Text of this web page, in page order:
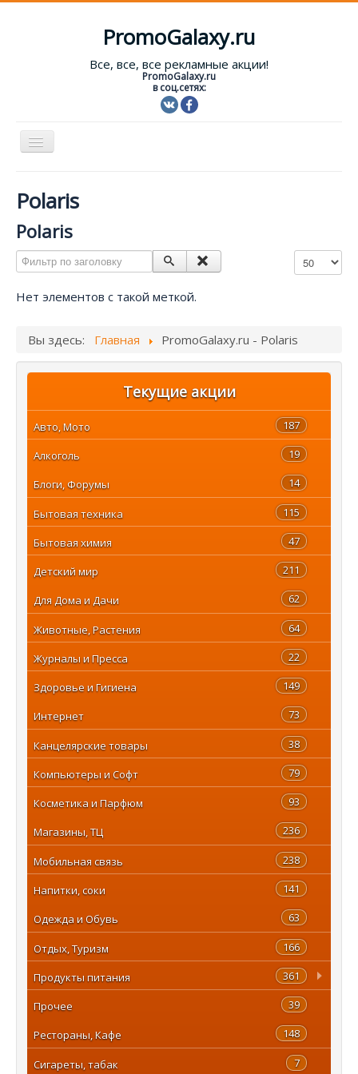
PromoGalaxy.ru
Все, все, все рекламные акции!
PromoGalaxy.ru
в соц.сетях:
Включить/
Форум
Polaris
Polaris
Фильтр по заголовку Кол-во
Нет элементов с такой меткой.
Вы здесь: Главная PromoGalaxy.ru - Polaris
Текущие акции
187
Авто, Мото
19
Алкоголь
14
Блоги, Форумы
115
Бытовая техника
47
Бытовая химия
211
Детский мир
62
Для Дома и Дачи
64
Животные, Растения
22
Журналы и Пресса
149
Здоровье и Гигиена
73
Интернет
38
Канцелярские товары
79
Компьютеры и Софт
93
Косметика и Парфюм
236
Магазины, ТЦ
238
Мобильная связь
141
Напитки, соки
63
Одежда и Обувь
166
Отдых, Туризм
361
Продукты питания
39
Прочее
148
Рестораны, Кафе
7
Сигареты, табак